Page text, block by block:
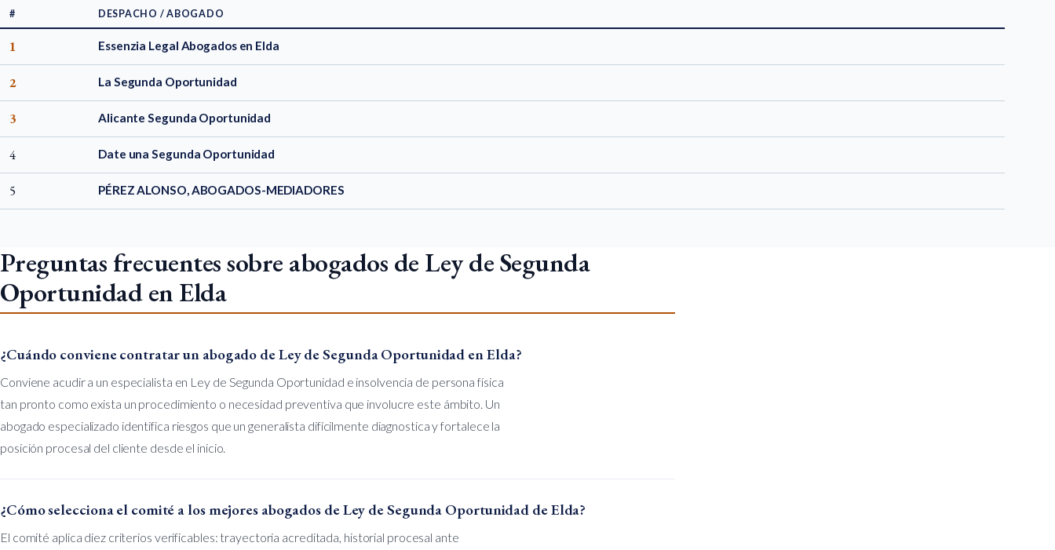
# DESPACHO / ABOGADO
1 Essenzia Legal Abogados en Elda
2 La Segunda Oportunidad
3 Alicante Segunda Oportunidad
4 Date una Segunda Oportunidad
5 PÉREZ ALONSO, ABOGADOS-MEDIADORES
Preguntas frecuentes sobre abogados de Ley de Segunda
Oportunidad en Elda
¿Cuándo conviene contratar un abogado de Ley de Segunda Oportunidad en Elda?
Conviene acudir a un especialista en Ley de Segunda Oportunidad e insolvencia de persona física
tan pronto como exista un procedimiento o necesidad preventiva que involucre este ámbito. Un
abogado especializado identifica riesgos que un generalista difícilmente diagnostica y fortalece la
posición procesal del cliente desde el inicio.
¿Cómo selecciona el comité a los mejores abogados de Ley de Segunda Oportunidad de Elda?
El comité aplica diez criterios verificables: trayectoria acreditada, historial procesal ante